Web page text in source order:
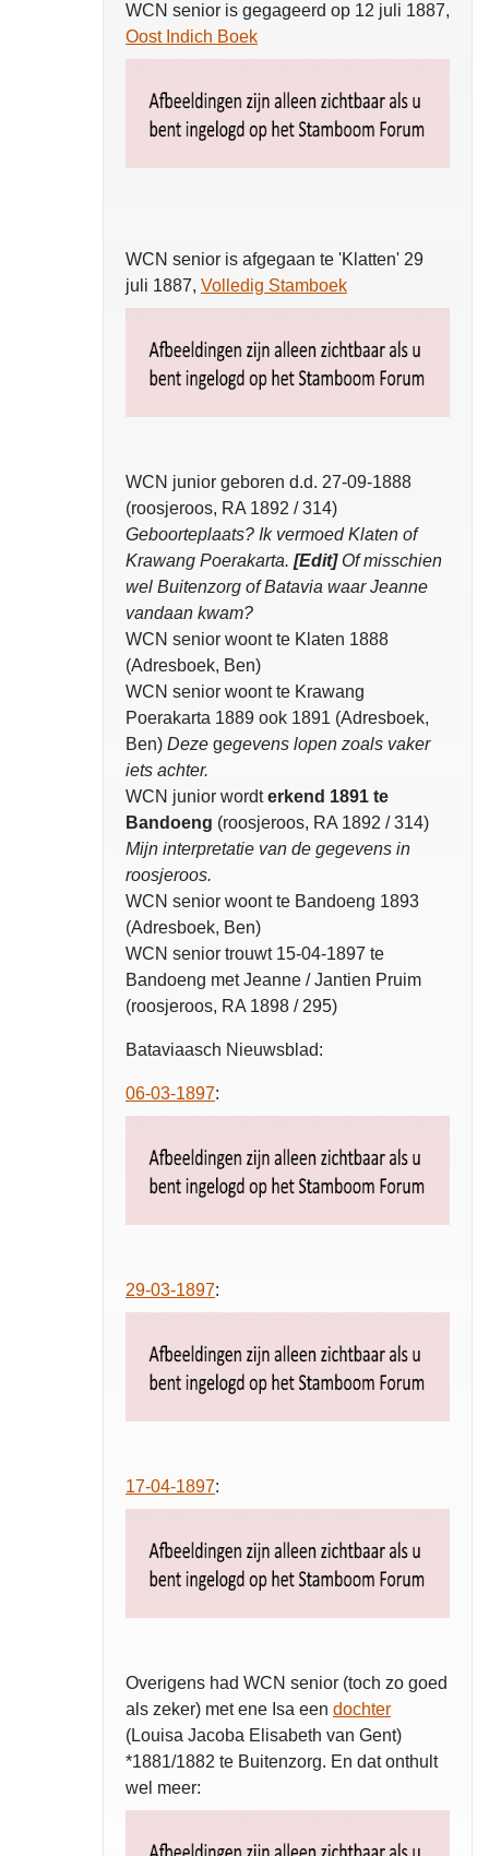
WCN senior is gegageerd op 12 juli 1887,
Oost Indich Boek
WCN senior is afgegaan te 'Klatten' 29
juli 1887, Volledig Stamboek
WCN junior geboren d.d. 27-09-1888
(roosjeroos, RA 1892 / 314)
Geboorteplaats? Ik vermoed Klaten of
Krawang Poerakarta. [Edit] Of misschien
wel Buitenzorg of Batavia waar Jeanne
vandaan kwam?
WCN senior woont te Klaten 1888
(Adresboek, Ben)
WCN senior woont te Krawang
Poerakarta 1889 ook 1891 (Adresboek,
Ben) Deze gegevens lopen zoals vaker
iets achter.
WCN junior wordterkend 1891 te
Bandoeng (roosjeroos, RA 1892 / 314)
Mijn interpretatie van de gegevens in
roosjeroos.
WCN senior woont te Bandoeng 1893
(Adresboek, Ben)
WCN senior trouwt 15-04-1897 te
Bandoeng met Jeanne / Jantien Pruim
(roosjeroos, RA 1898 / 295)
Bataviaasch Nieuwsblad:
06-03-1897:
29-03-1897:
17-04-1897:
Overigens had WCN senior (toch zo goed
als zeker) met ene Isa een dochter
(Louisa Jacoba Elisabeth van Gent)
*1881/1882 te Buitenzorg. En dat onthult
wel meer: